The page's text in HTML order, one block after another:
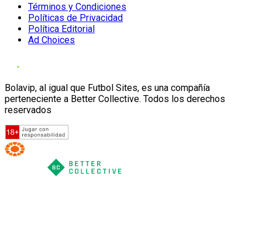
Términos y Condiciones
Políticas de Privacidad
Política Editorial
Ad Choices
Bolavip, al igual que Futbol Sites, es una compañía
perteneciente a Better Collective. Todos los derechos
reservados